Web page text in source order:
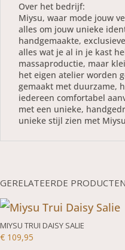
Over het bedrijf:
Miysu, waar mode jouw
alles om jouw unieke
handgemaakte,
alles wat je al in je kast
massaproductie, maar
het eigen atelier worden
gemaakt met duurzame,
iedereen comfortabel
met een unieke,
unieke stijl zien met
GERELATEERDE PRODUCTEN
MIYSU TRUI DAISY SALIE
€ 109,95